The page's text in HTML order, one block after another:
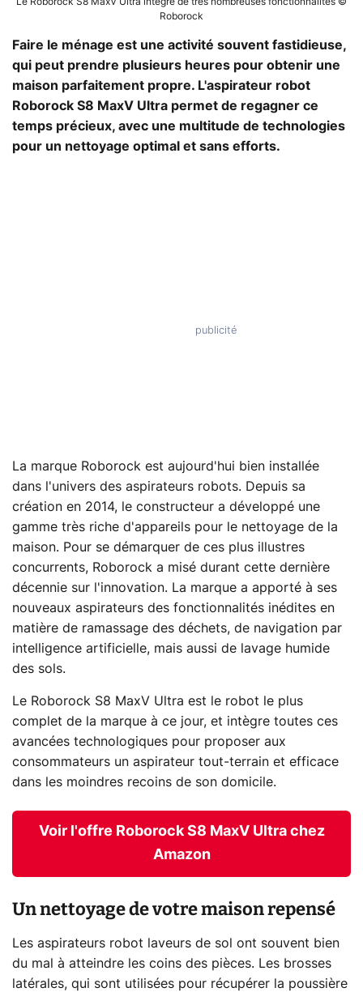
Roborock
Faire le ménage est une activité souvent fastidieuse,
qui peut prendre plusieurs heures pour obtenir une
maison parfaitement propre. L'aspirateur robot
Roborock S8 MaxV Ultra permet de regagner ce
temps précieux, avec une multitude de technologies
pour un nettoyage optimal et sans efforts.
La marque Roborock est aujourd'hui bien installée
dans l'univers des aspirateurs robots. Depuis sa
création en 2014, le constructeur a développé une
gamme très riche d'appareils pour le nettoyage de la
maison. Pour se démarquer de ces plus illustres
concurrents, Roborock a misé durant cette dernière
décennie sur l'innovation. La marque a apporté à ses
nouveaux aspirateurs des fonctionnalités inédites en
matière de ramassage des déchets, de navigation par
intelligence artificielle, mais aussi de lavage humide
des sols.
Le Roborock S8 MaxV Ultra est le robot le plus
complet de la marque à ce jour, et intègre toutes ces
avancées technologiques pour proposer aux
consommateurs un aspirateur tout-terrain et efficace
dans les moindres recoins de son domicile.
Voir l'offre Roborock S8 MaxV Ultra chez
Amazon
Un nettoyage de votre maison repensé
Les aspirateurs robot laveurs de sol ont souvent bien
du mal à atteindre les coins des pièces. Les brosses
latérales, qui sont utilisées pour récupérer la poussière